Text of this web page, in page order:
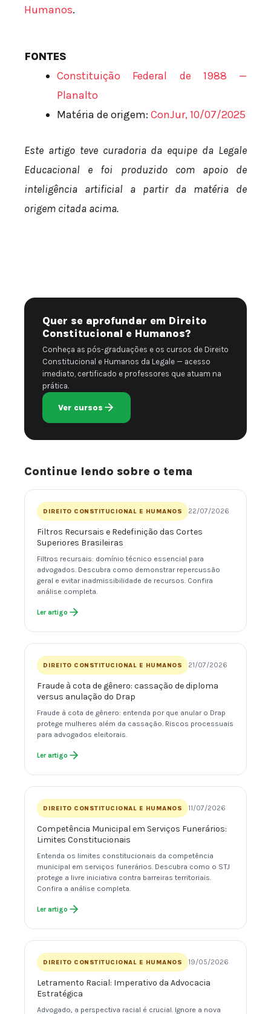
Humanos.
FONTES
Constituição Federal de 1988 —
Planalto
Matéria de origem: ConJur, 10/07/2025
Este artigo teve curadoria da equipe da Legale
Educacional e foi produzido com apoio de
inteligência artificial a partir da matéria de
origem citada acima.
Quer se aprofundar em Direito
Constitucional e Humanos?
Conheça as pós-graduações e os cursos de Direito
Constitucional e Humanos da Legale — acesso
imediato, certificado e professores que atuam na
prática.
Ver cursos
Continue lendo sobre o tema
DIREITO CONSTITUCIONAL E HUMANOS 22/07/2026
Filtros Recursais e Redefinição das Cortes
Superiores Brasileiras
Filtros recursais: domínio técnico essencial para
advogados. Descubra como demonstrar repercussão
geral e evitar inadmissibilidade de recursos. Confira
análise completa.
Ler artigo
DIREITO CONSTITUCIONAL E HUMANOS 21/07/2026
Fraude à cota de gênero: cassação de diploma
versus anulação do Drap
Fraude à cota de gênero: entenda por que anular o Drap
protege mulheres além da cassação. Riscos processuais
para advogados eleitorais.
Ler artigo
DIREITO CONSTITUCIONAL E HUMANOS 11/07/2026
Competência Municipal em Serviços Funerários:
Limites Constitucionais
Entenda os limites constitucionais da competência
municipal em serviços funerários. Descubra como o STJ
protege a livre iniciativa contra barreiras territoriais.
Confira a análise completa.
Ler artigo
DIREITO CONSTITUCIONAL E HUMANOS 19/05/2026
Letramento Racial: Imperativo da Advocacia
Estratégica
Advogado, a perspectiva racial é crucial. Ignore a nova